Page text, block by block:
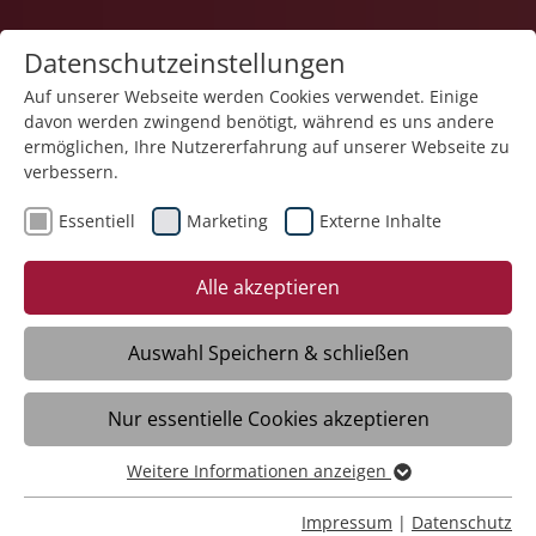
29.10.2025
Beim Basteln gibt’s keine
Barrieren
Villingen-Schwenningen – Seite an Seite
arbeiten Schülerinnen und Schüler der
Neckarschule Villingen-Schwenningen mit
den Teilnehmern des
Berufsbildungsbereiches der Werkstatt
Datenschutzeinstellungen
Auf unserer Webseite werden Cookies verwendet. Einige
davon werden zwingend benötigt, während es uns andere
ermöglichen, Ihre Nutzererfahrung auf unserer Webseite zu
verbessern.
Essentiell Marketing Externe Inhalte
Alle akzeptieren
Auswahl Speichern & schließen
Nur essentielle Cookies akzeptieren
Essentiell
Essentielle Cookies werden für grundlegende Funktionen
Weitere Informationen anzeigen
Impressum | Datenschutz